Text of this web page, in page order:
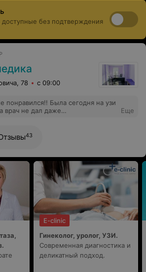
доступные без подтверждения
78 с 09:00
понравился!! Была сегодня на узи
врач не дал даже
Еще
43
E-clinic
Гинеколог, уролог, УЗИ.
Современная диагностика и
деликатный подход.